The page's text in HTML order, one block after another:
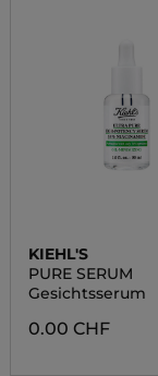
KIEHL'S
PURE SERUM
Gesichtsserum
0.00 CHF